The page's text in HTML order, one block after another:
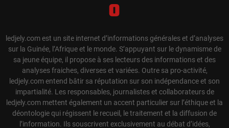
ledjely.com est un site internet d’informations générales et d’analyses
sur la Guinée, l’Afrique et le monde. S’appuyant sur le dynamisme de
sa jeune équipe, il propose à ses lecteurs des informations et des
analyses fraiches, diverses et variées. Outre sa pro-activité,
ledjely.com entend bâtir sa réputation sur son indépendance et son
impartialité. Les responsables, journalistes et collaborateurs de
ledjely.com mettent également un accent particulier sur l’éthique et la
déontologie qui régissent le recueil, le traitement et la diffusion de
l’information. Ils souscrivent exclusivement au débat d’idées,